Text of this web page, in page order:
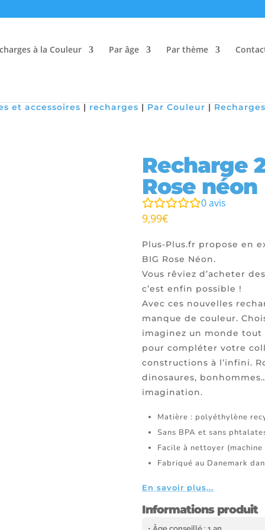
à la Couleur Par âge Par thème
et accessoires | recharges | Par Couleur |
Recharge
Rose néon
0avis
9,99€
Plus-Plus.fr propose en
BIG Rose Néon.
Vous rêviez d’acheter
c’est enfin possible !
Avec ces nouvelles
manque de couleur.
imaginez un monde tout
pour compléter votre
constructions à l’infini.
dinosaures,
imagination.
Matière : polyéthylène
Sans BPA et sans
Facile à nettoyer
Fabriqué au Danemark
En savoir plus...
Informations produit